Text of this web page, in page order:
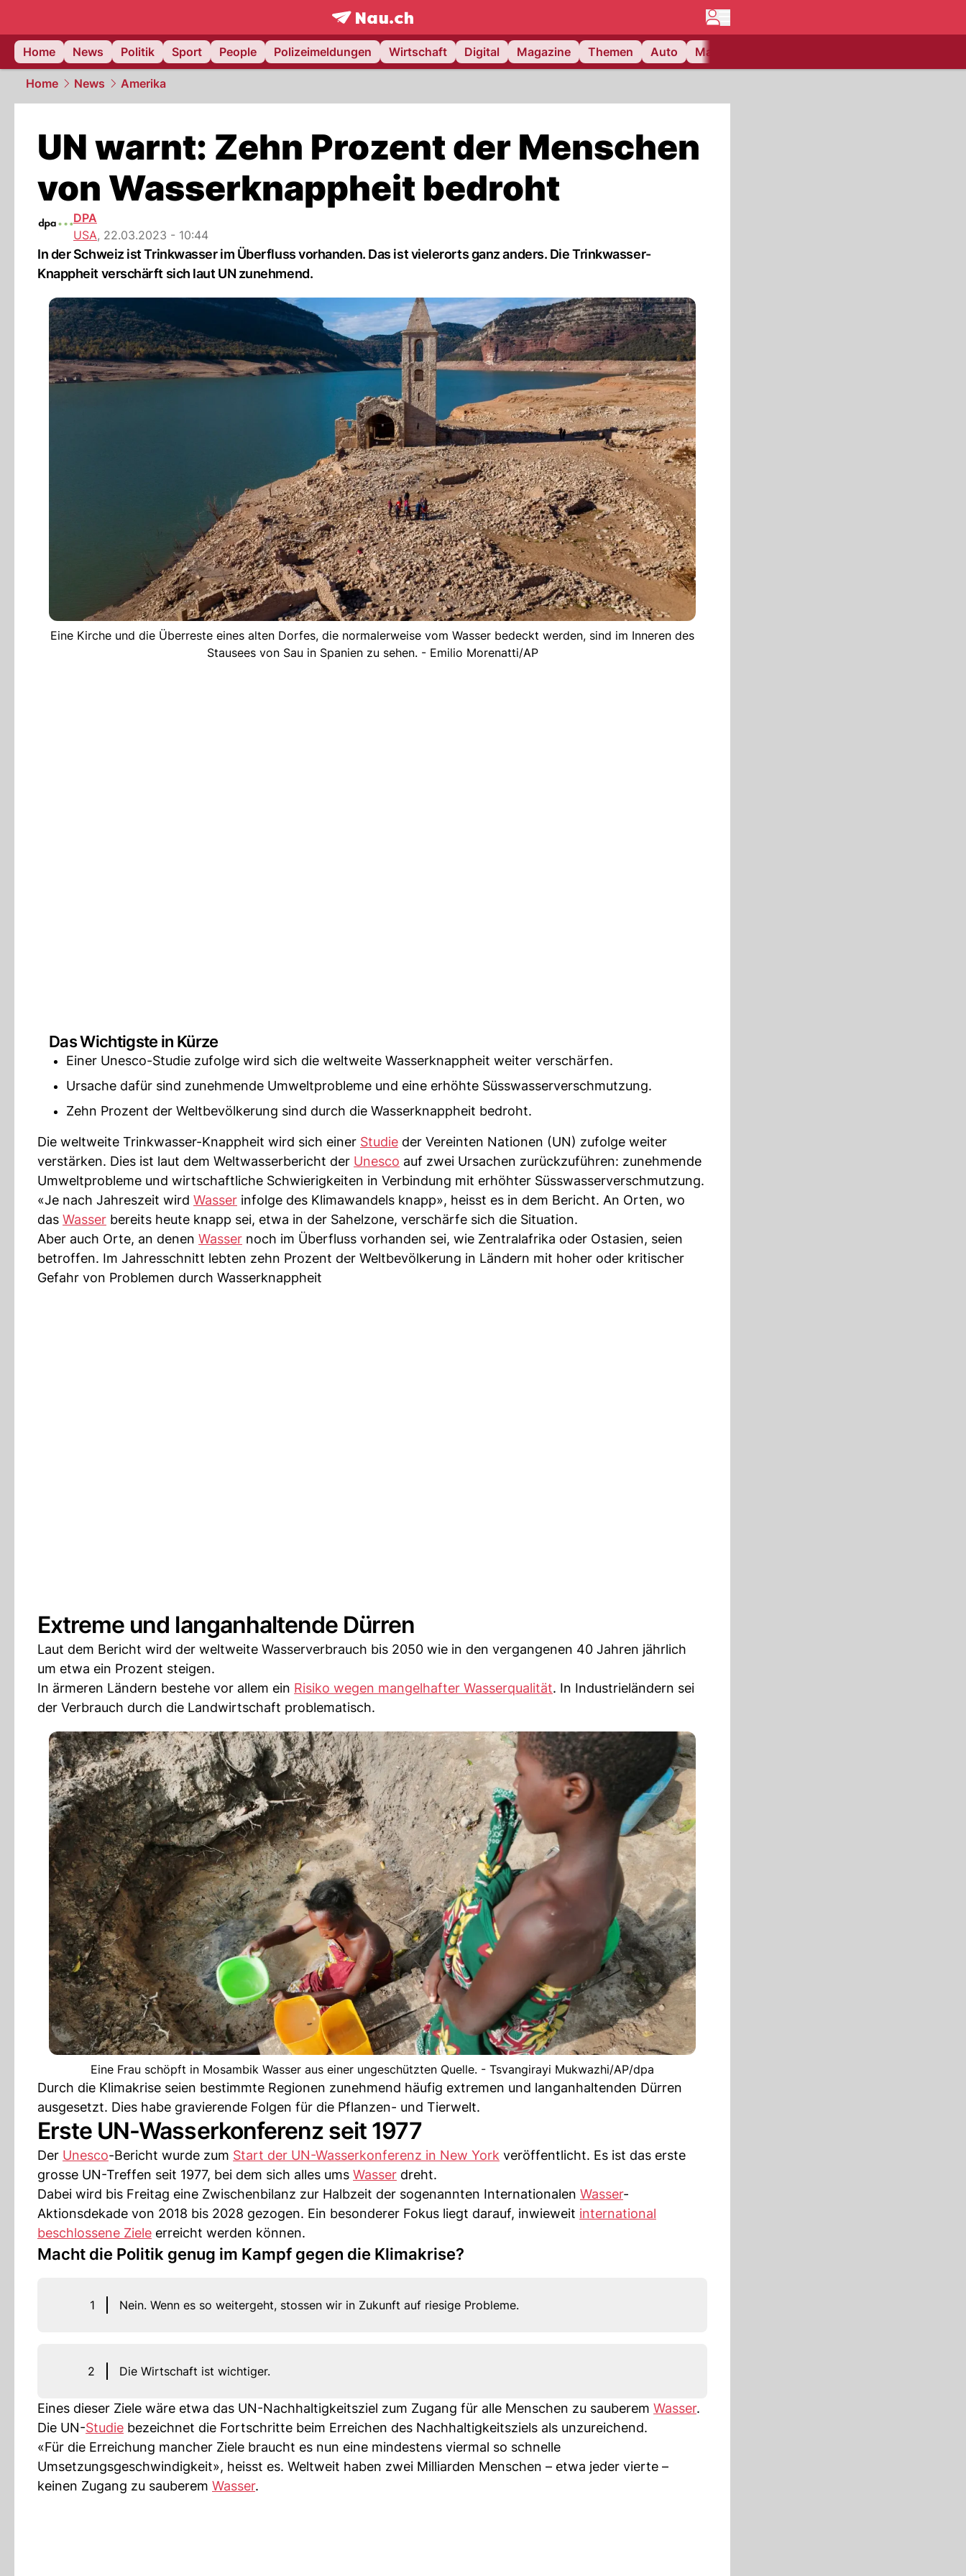
frontpage.NAU.ch
Home
News Politik Sport People Polizeimeldungen Wirtschaft Digital Magazine Themen Auto Matchcenter
Home News Amerika
UN warnt: Zehn Prozent der Menschen
von Wasserknappheit bedroht
DPA
USA, 22.03.2023 - 10:44
In der Schweiz ist Trinkwasser im Überfluss vorhanden. Das ist vielerorts ganz anders. Die Trinkwasser-
Knappheit verschärft sich laut UN zunehmend.
Eine Kirche und die Überreste eines alten Dorfes, die normalerweise vom Wasser bedeckt werden, sind im Inneren des
Stausees von Sau in Spanien zu sehen. - Emilio Morenatti/AP
Das Wichtigste in Kürze
Einer Unesco-Studie zufolge wird sich die weltweite Wasserknappheit weiter verschärfen.
Ursache dafür sind zunehmende Umweltprobleme und eine erhöhte Süsswasserverschmutzung.
Zehn Prozent der Weltbevölkerung sind durch die Wasserknappheit bedroht.
Die weltweite Trinkwasser-Knappheit wird sich einer Studie der Vereinten Nationen (UN) zufolge weiter
verstärken. Dies ist laut dem Weltwasserbericht der Unesco auf zwei Ursachen zurückzuführen: zunehmende
Umweltprobleme und wirtschaftliche Schwierigkeiten in Verbindung mit erhöhter Süsswasserverschmutzung.
«Je nach Jahreszeit wird Wasser infolge des Klimawandels knapp», heisst es in dem Bericht. An Orten, wo
das Wasser bereits heute knapp sei, etwa in der Sahelzone, verschärfe sich die Situation.
Aber auch Orte, an denen Wasser noch im Überfluss vorhanden sei, wie Zentralafrika oder Ostasien, seien
betroffen. Im Jahresschnitt lebten zehn Prozent der Weltbevölkerung in Ländern mit hoher oder kritischer
Gefahr von Problemen durch Wasserknappheit
Extreme und langanhaltende Dürren
Laut dem Bericht wird der weltweite Wasserverbrauch bis 2050 wie in den vergangenen 40 Jahren jährlich
um etwa ein Prozent steigen.
In ärmeren Ländern bestehe vor allem ein Risiko wegen mangelhafter Wasserqualität. In Industrieländern sei
der Verbrauch durch die Landwirtschaft problematisch.
Eine Frau schöpft in Mosambik Wasser aus einer ungeschützten Quelle. - Tsvangirayi Mukwazhi/AP/dpa
Durch die Klimakrise seien bestimmte Regionen zunehmend häufig extremen und langanhaltenden Dürren
ausgesetzt. Dies habe gravierende Folgen für die Pflanzen- und Tierwelt.
Erste UN-Wasserkonferenz seit 1977
Der Unesco-Bericht wurde zum Start der UN-Wasserkonferenz in New York veröffentlicht. Es ist das erste
grosse UN-Treffen seit 1977, bei dem sich alles ums Wasser dreht.
Dabei wird bis Freitag eine Zwischenbilanz zur Halbzeit der sogenannten Internationalen Wasser-
Aktionsdekade von 2018 bis 2028 gezogen. Ein besonderer Fokus liegt darauf, inwieweit international
beschlossene Ziele erreicht werden können.
Macht die Politik genug im Kampf gegen die Klimakrise?
1 Nein. Wenn es so weitergeht, stossen wir in Zukunft auf riesige Probleme.
2 Die Wirtschaft ist wichtiger.
Eines dieser Ziele wäre etwa das UN-Nachhaltigkeitsziel zum Zugang für alle Menschen zu sauberem Wasser.
Die UN-Studie bezeichnet die Fortschritte beim Erreichen des Nachhaltigkeitsziels als unzureichend.
«Für die Erreichung mancher Ziele braucht es nun eine mindestens viermal so schnelle
Umsetzungsgeschwindigkeit», heisst es. Weltweit haben zwei Milliarden Menschen – etwa jeder vierte –
keinen Zugang zu sauberem Wasser.